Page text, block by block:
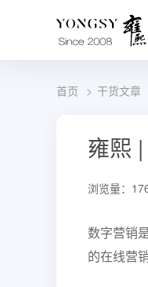
首页 干货文章
雍熙
浏览量：
数字营销
的在线营